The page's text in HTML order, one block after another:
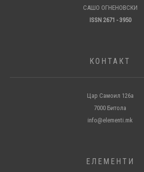
САШО ОГНЕНОВСКИ
ISSN 2671 - 3950
КОНТАКТ
Цар Самоил 126а
7000 Битола
info@elementi.mk
ЕЛЕМЕНТИ